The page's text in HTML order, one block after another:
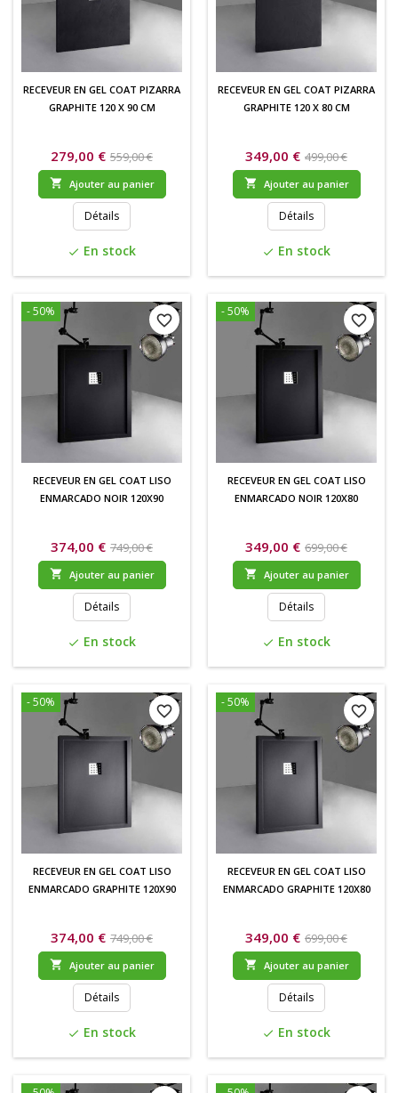
RECEVEUR EN GEL COAT PIZARRA
GRAPHITE 120 X 90 CM
279,00 € 559,00 €
 Ajouter au panier
Détails
check En stock
RECEVEUR EN GEL COAT PIZARRA
GRAPHITE 120 X 80 CM
349,00 € 499,00 €
 Ajouter au panier
Détails
check En stock
- 50%
RECEVEUR EN GEL COAT LISO
ENMARCADO NOIR 120X90
374,00 € 749,00 €
 Ajouter au panier
Détails
check En stock
favorite_border
- 50%
RECEVEUR EN GEL COAT LISO
ENMARCADO NOIR 120X80
349,00 € 699,00 €
 Ajouter au panier
Détails
check En stock
favorite_border
- 50%
RECEVEUR EN GEL COAT LISO
ENMARCADO GRAPHITE 120X90
374,00 € 749,00 €
 Ajouter au panier
Détails
check En stock
favorite_border
- 50%
RECEVEUR EN GEL COAT LISO
ENMARCADO GRAPHITE 120X80
349,00 € 699,00 €
 Ajouter au panier
Détails
check En stock
favorite_border